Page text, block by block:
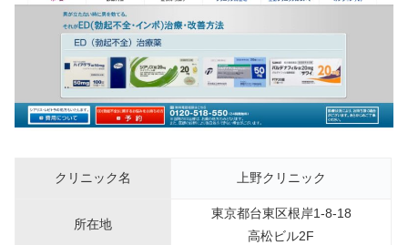
クリニック名 上野クリニック
所在地
東京都台東区根岸1-8-18
高松ビル2F